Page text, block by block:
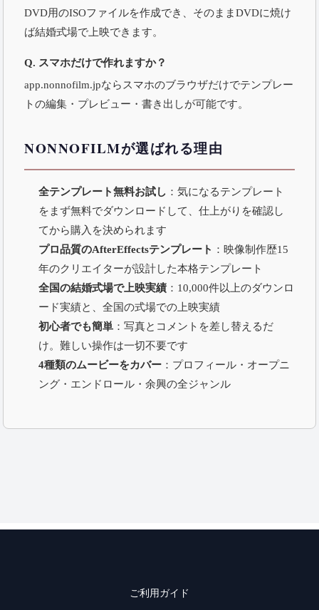
DVD用のISOファイルを作成でき、そのままDVDに焼け
ば結婚式場で上映できます。
Q. スマホだけで作れますか？
app.nonnofilm.jpならスマホのブラウザだけでテンプレー
トの編集・プレビュー・書き出しが可能です。
NONNOFILMが選ばれる理由
全テンプレート無料お試し ：気になるテンプレート
をまず無料でダウンロードして、仕上がりを確認し
てから購入を決められます
プロ品質のAfterEffectsテンプレート ：映像制作歴15
年のクリエイターが設計した本格テンプレート
全国の結婚式場で上映実績 ：10,000件以上のダウンロ
ード実績と、全国の式場での上映実績
初心者でも簡単 ：写真とコメントを差し替えるだ
け。難しい操作は一切不要です
4種類のムービーをカバー ：プロフィール・オープニ
ング・エンドロール・余興の全ジャンル
ご利用ガイド